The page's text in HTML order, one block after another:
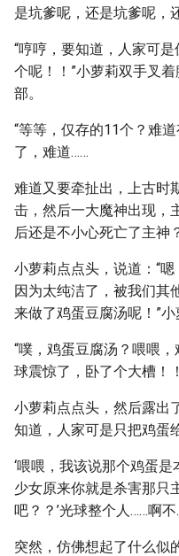
是坑爹呢，还是坑爹呢，
“哼哼，要知道，人家可
个呢！！”小萝莉双手叉
部。
“等等，仅存的11个？难
了，难道……
难道又要牵扯出，上古时
击，然后一大魔神出现，
后还是不小心死亡了主神
小萝莉点点头，说道：“
因为太纯洁了，被我们其
来做了鸡蛋豆腐汤呢！”小
“噗，鸡蛋豆腐汤？喂喂
球震惊了，卧了个大槽！！
小萝莉点点头，然后露出
知道，人家可是只把鸡蛋
‘喂喂，我该说那个鸡蛋
少女原来你就是杀害那只
吧？？’光球整个人……啊
突然，仿佛想起了什么似